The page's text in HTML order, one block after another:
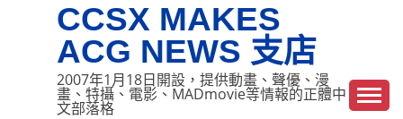
CCSX MAKES
ACG NEWS 支店
2007年1月18日開設，提供動畫、聲優、漫
畫、特攝、電影、MADmovie等情報的正體中
文部落格